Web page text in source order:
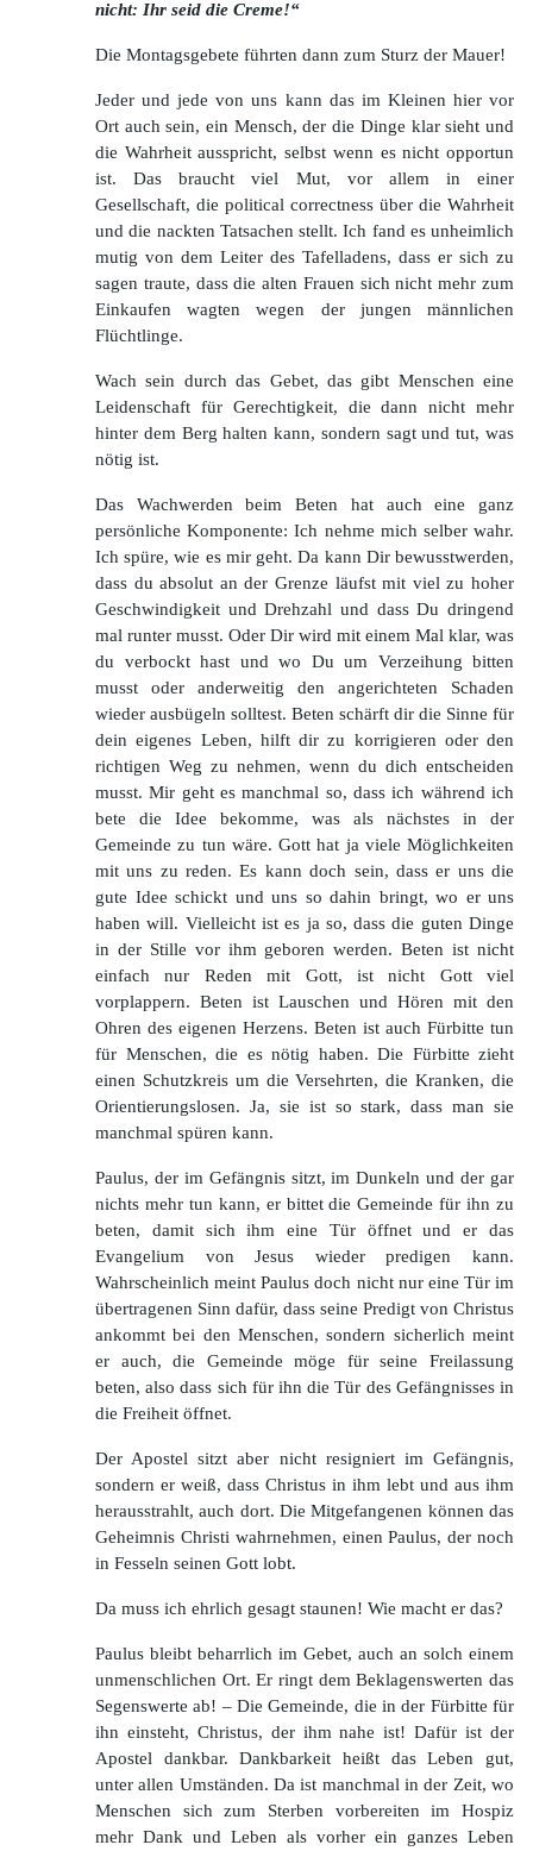
nicht: Ihr seid die Creme!“
Die Montagsgebete führten dann zum Sturz der Mauer!
Jeder und jede von uns kann das im Kleinen hier vor
Ort auch sein, ein Mensch, der die Dinge klar sieht und
die Wahrheit ausspricht, selbst wenn es nicht opportun
ist. Das braucht viel Mut, vor allem in einer
Gesellschaft, die political correctness über die Wahrheit
und die nackten Tatsachen stellt. Ich fand es unheimlich
mutig von dem Leiter des Tafelladens, dass er sich zu
sagen traute, dass die alten Frauen sich nicht mehr zum
Einkaufen wagten wegen der jungen männlichen
Flüchtlinge.
Wach sein durch das Gebet, das gibt Menschen eine
Leidenschaft für Gerechtigkeit, die dann nicht mehr
hinter dem Berg halten kann, sondern sagt und tut, was
nötig ist.
Das Wachwerden beim Beten hat auch eine ganz
persönliche Komponente: Ich nehme mich selber wahr.
Ich spüre, wie es mir geht. Da kann Dir bewusstwerden,
dass du absolut an der Grenze läufst mit viel zu hoher
Geschwindigkeit und Drehzahl und dass Du dringend
mal runter musst. Oder Dir wird mit einem Mal klar, was
du verbockt hast und wo Du um Verzeihung bitten
musst oder anderweitig den angerichteten Schaden
wieder ausbügeln solltest. Beten schärft dir die Sinne für
dein eigenes Leben, hilft dir zu korrigieren oder den
richtigen Weg zu nehmen, wenn du dich entscheiden
musst. Mir geht es manchmal so, dass ich während ich
bete die Idee bekomme, was als nächstes in der
Gemeinde zu tun wäre. Gott hat ja viele Möglichkeiten
mit uns zu reden. Es kann doch sein, dass er uns die
gute Idee schickt und uns so dahin bringt, wo er uns
haben will. Vielleicht ist es ja so, dass die guten Dinge
in der Stille vor ihm geboren werden. Beten ist nicht
einfach nur Reden mit Gott, ist nicht Gott viel
vorplappern. Beten ist Lauschen und Hören mit den
Ohren des eigenen Herzens. Beten ist auch Fürbitte tun
für Menschen, die es nötig haben. Die Fürbitte zieht
einen Schutzkreis um die Versehrten, die Kranken, die
Orientierungslosen. Ja, sie ist so stark, dass man sie
manchmal spüren kann.
Paulus, der im Gefängnis sitzt, im Dunkeln und der gar
nichts mehr tun kann, er bittet die Gemeinde für ihn zu
beten, damit sich ihm eine Tür öffnet und er das
Evangelium von Jesus wieder predigen kann.
Wahrscheinlich meint Paulus doch nicht nur eine Tür im
übertragenen Sinn dafür, dass seine Predigt von Christus
ankommt bei den Menschen, sondern sicherlich meint
er auch, die Gemeinde möge für seine Freilassung
beten, also dass sich für ihn die Tür des Gefängnisses in
die Freiheit öffnet.
Der Apostel sitzt aber nicht resigniert im Gefängnis,
sondern er weiß, dass Christus in ihm lebt und aus ihm
herausstrahlt, auch dort. Die Mitgefangenen können das
Geheimnis Christi wahrnehmen, einen Paulus, der noch
in Fesseln seinen Gott lobt.
Da muss ich ehrlich gesagt staunen! Wie macht er das?
Paulus bleibt beharrlich im Gebet, auch an solch einem
unmenschlichen Ort. Er ringt dem Beklagenswerten das
Segenswerte ab! – Die Gemeinde, die in der Fürbitte für
ihn einsteht, Christus, der ihm nahe ist! Dafür ist der
Apostel dankbar. Dankbarkeit heißt das Leben gut,
unter allen Umständen. Da ist manchmal in der Zeit, wo
Menschen sich zum Sterben vorbereiten im Hospiz
mehr Dank und Leben als vorher ein ganzes Leben